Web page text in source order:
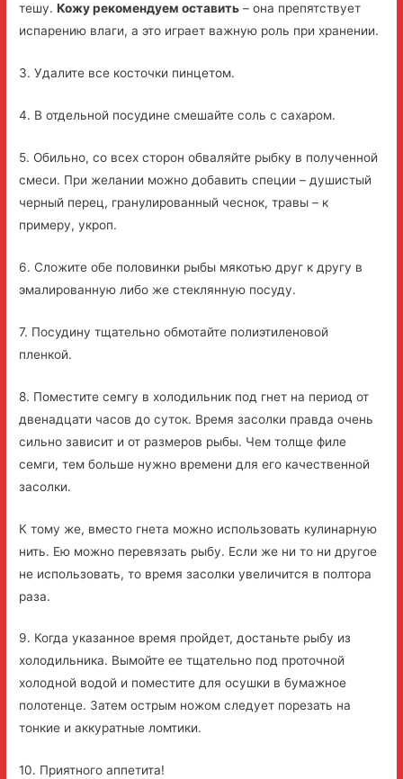
тешу.Кожу рекомендуем оставить – она препятствует
испарению влаги, а это играет важную роль при хранении.
3. Удалите все косточки пинцетом.
4. В отдельной посудине смешайте соль с сахаром.
5. Обильно, со всех сторон обваляйте рыбку в полученной
смеси. При желании можно добавить специи – душистый
черный перец, гранулированный чеснок, травы – к
примеру, укроп.
6. Сложите обе половинки рыбы мякотью друг к другу в
эмалированную либо же стеклянную посуду.
7. Посудину тщательно обмотайте полиэтиленовой
пленкой.
8. Поместите семгу в холодильник под гнет на период от
двенадцати часов до суток. Время засолки правда очень
сильно зависит и от размеров рыбы. Чем толще филе
семги, тем больше нужно времени для его качественной
засолки.
К тому же, вместо гнета можно использовать кулинарную
нить. Ею можно перевязать рыбу. Если же ни то ни другое
не использовать, то время засолки увеличится в полтора
раза.
9. Когда указанное время пройдет, достаньте рыбу из
холодильника. Вымойте ее тщательно под проточной
холодной водой и поместите для осушки в бумажное
полотенце. Затем острым ножом следует порезать на
тонкие и аккуратные ломтики.
10. Приятного аппетита!